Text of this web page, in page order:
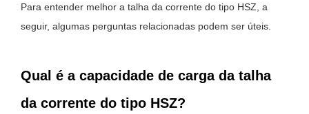
Para entender melhor a talha da corrente do tipo HSZ, a
seguir, algumas perguntas relacionadas podem ser úteis.
Qual é a capacidade de carga da talha
da corrente do tipo HSZ?